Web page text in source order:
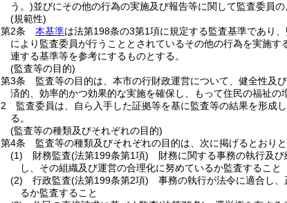
う。)並びにその他の行為の実施及び報告等に関して監査委員
(規範性)
第2条
本基準は法第198条の3第1項に規定する監査基準であり、
により監査委員が行うこととされているその他の行為を実施す
連する基準等を参考にするものとする。
(監査等の目的)
第3条
監査等の目的は、本市の行財政運営について、健全性及
済的、効率的かつ効果的な実施を確保し、もって住民の福祉の
2
監査委員は、自ら入手した証拠等を基に監査等の結果を形成し
る。
(監査等の種類及びそれぞれの目的)
第4条
監査等の種類及びそれぞれの目的は、次に掲げるとおりと
(1)
財務監査(法第199条第1項) 財務に関する事務の執行及び
し、その組織及び運営の合理化に努めているか監査すること
(2)
行政監査(法第199条第2項) 事務の執行が法令に適合し、
るか監査すること